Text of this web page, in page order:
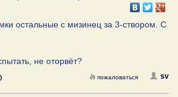
остальные с мизинец за 3-створом. С
не оторвёт?
sv
пожаловаться